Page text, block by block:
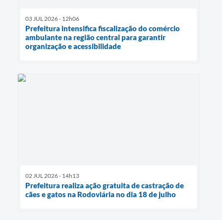
03 JUL 2026 - 12h06
Prefeitura intensifica fiscalização do comércio
ambulante na região central para garantir
organização e acessibilidade
02 JUL 2026 - 14h13
Prefeitura realiza ação gratuita de castração de
cães e gatos na Rodoviária no dia 18 de julho